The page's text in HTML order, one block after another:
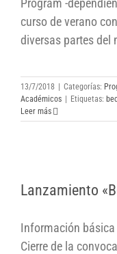
Program -
curso de verano
diversas partes del
13/7/2018 Categorías:
Académicos
Etiquetas:
Leer más
Lanzamiento
Información
Cierre de la